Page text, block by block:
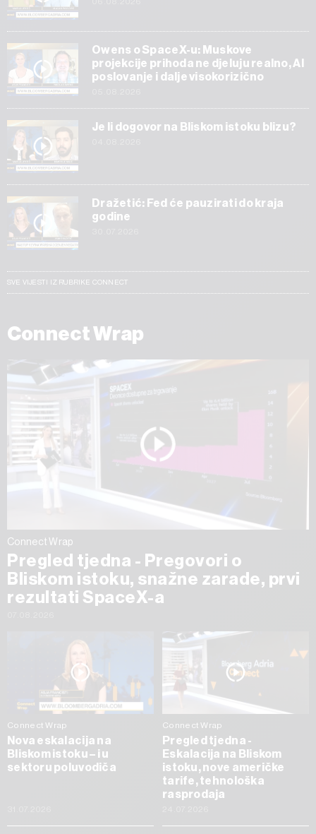
Owens o SpaceX-u: Muskove
projekcije prihoda ne djeluju realno, AI
poslovanje i dalje visokorizično
Je li dogovor na Bliskom istoku blizu?
Dražetić: Fed će pauzirati do kraja
godine
SVE VIJESTI IZ RUBRIKE CONNECT
Connect Wrap
Connect Wrap
Pregled tjedna - Pregovori o
Bliskom istoku, snažne zarade, prvi
rezultati SpaceX-a
Connect Wrap
Nova eskalacija na
Bliskom istoku – i u
sektoru poluvodiča
Connect Wrap
Pregled tjedna -
Eskalacija na Bliskom
istoku, nove američke
tarife, tehnološka
rasprodaja